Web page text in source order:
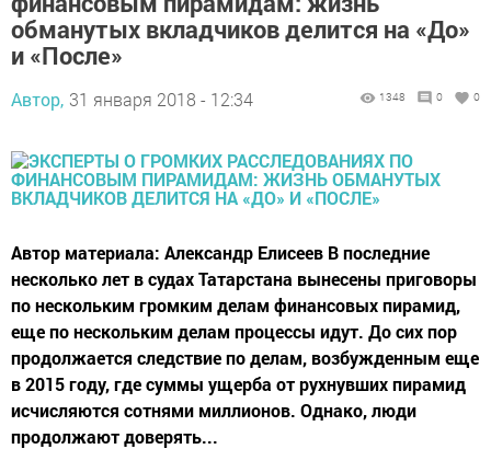
обманутых вкладчиков делится на «До»
и «После»
Автор, 31 января 2018 - 12:34 1348 0 0
Автор материала: Александр Елисеев В последние
несколько лет в судах Татарстана вынесены приговоры
по нескольким громким делам финансовых пирамид,
еще по нескольким делам процессы идут. До сих пор
продолжается следствие по делам, возбужденным еще
в 2015 году, где суммы ущерба от рухнувших пирамид
исчисляются сотнями миллионов. Однако, люди
продолжают доверять...